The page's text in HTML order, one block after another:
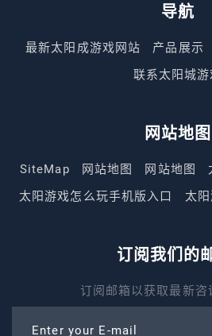
导航
最新太阳成游戏网站 产品展示
联系太阳城游
网站地图
SiteMap 网站地图 网站地图
太阳游戏怎么玩手机版入口
太
订阅我们的
订阅邮箱以获取最新咨
Enter your E-mail